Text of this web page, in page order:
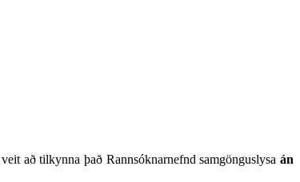
að tilkynna það Rannsóknarnefnd samgönguslysa án